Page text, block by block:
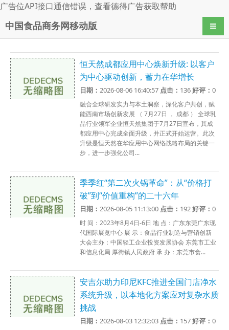
广告位API接口通信错误，查看德得广告获取帮助
中国食品商务网移动版 导航
恒天然成都应用中心焕新升级: 以客户
为中心驱动创新，蓄力在华增长
日期：2026-08-06 16:40:57 点击： 136好评：0
融合全球研发实力与本土洞察，深化客户共创，赋
能西南市场创新发展 （ 7月27日 ， 成都 ） 全球乳
品行业领军企业恒天然集团于7月27日宣布，其成
都应用中心完成全面升级，并正式开始运营。此次
升级是恒天然在华应用中心网络战略布局的关键一
步，进一步强化公司...
季季红“第二次火锅革命”：从“价格打
破”到“价值重构”的二十六年
日期：2026-08-05 11:13:00 点击： 192好评：0
时 间：2023年8月4日-6日 地 点：广东东莞广东现
代国际展览中心 展 示：食品行业制造与营销创新
大会主办：中国轻工企业投资发展协会 东莞市工业
和信息化局 厚街镇人民政府 承 办：东莞市食...
安吉尔助力印尼KFC推进全国门店净水
系统升级，以本地化方案应对复杂水质
挑战
日期：2026-08-03 12:32:03 点击： 157好评：0